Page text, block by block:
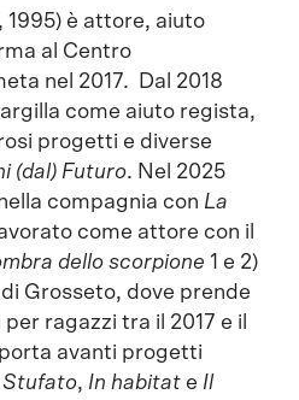
1995) è attore, aiuto
al Centro
nel 2017. Dal 2018
come aiuto regista,
progetti e diverse
(dal) Futuro. Nel 2025
compagnia con La
come attore con il
dello scorpione 1 e 2)
Grosseto, dove prende
ragazzi tra il 2017 e il
avanti progetti
Stufato, In habitat e Il